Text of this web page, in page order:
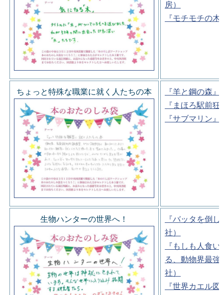
房）
『モチモチの
ちょっと特殊な職業に就く人たちの本
『羊と鋼の森
『まほろ駅前
『サブマリン
生物ハンターの世界へ！
『バッタを倒
社）
『もしも人食
る、動物界最
社）
『世界カエル